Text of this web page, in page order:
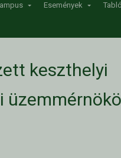
Események
keszthelyi